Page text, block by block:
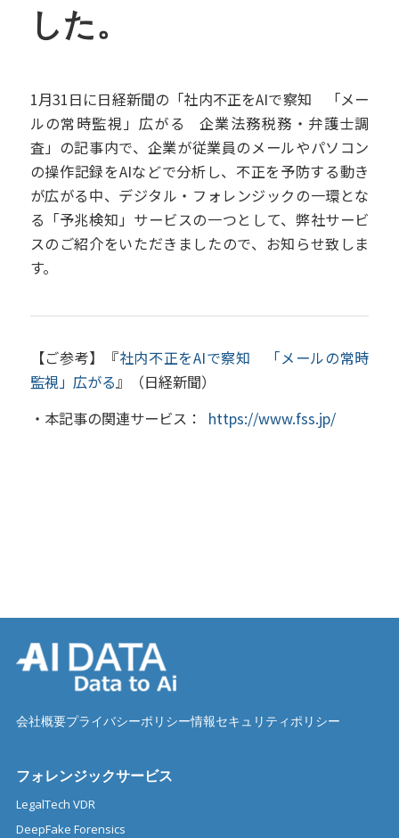
した。
1月31日に日経新聞の「社内不正をAIで察知 「メー
ルの常時監視」広がる
企業法務税務・弁護士調
査」の記事内で、企業が従業員のメールやパソコン
の操作記録をAIなどで分析し、不正を予防する動き
が広がる中、デジタル・フォレンジックの一環とな
る「予兆検知」サービスの一つとして、弊社サービ
スのご紹介をいただきましたので、お知らせ致しま
す。
【ご参考】『社内不正をAIで察知 「メールの常時
監視」広がる』（日経新聞）
・本記事の関連サービス：
https://www.fss.jp/
会社概要プライバシーポリシー情報セキュリティポリシー
フォレンジックサービス
LegalTech VDR
DeepFake Forensics